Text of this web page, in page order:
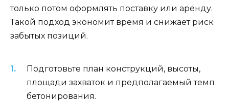
только потом оформлять поставку или аренду.
Такой подход экономит время и снижает риск
забытых позиций.
Подготовьте план конструкций, высоты,
площади захваток и предполагаемый темп
бетонирования.